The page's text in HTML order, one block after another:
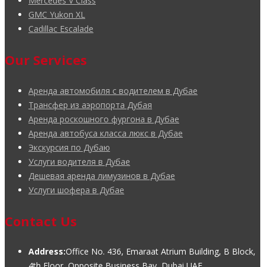
GMC Yukon XL
Cadillac Escalade
Our Services
Аренда автомобиля с водителем в Дубае
Трансфер из аэропорта Дубая
Аренда роскошного фургона в Дубае
Аренда автобуса класса люкс в Дубае
Экскурсия по Дубаю
Услуги водителя в Дубае
Дешевая аренда лимузинов в Дубае
Услуги шофера в Дубае
Contact Us
Address:Office No. 436, Emaraat Atrium Building, B Block,